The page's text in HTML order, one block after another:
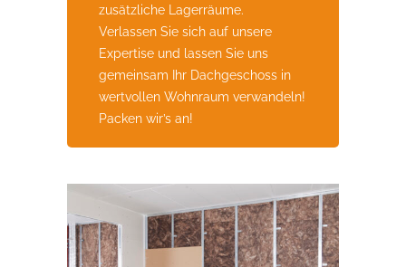
zusätzliche Lagerräume.
Verlassen Sie sich auf unsere
Expertise und lassen Sie uns
gemeinsam Ihr Dachgeschoss in
wertvollen Wohnraum verwandeln!
Packen wir’s an!